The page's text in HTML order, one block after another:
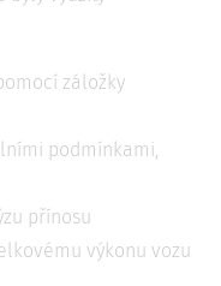
záložky
podmínkami,
přínosu
výkonu vozu